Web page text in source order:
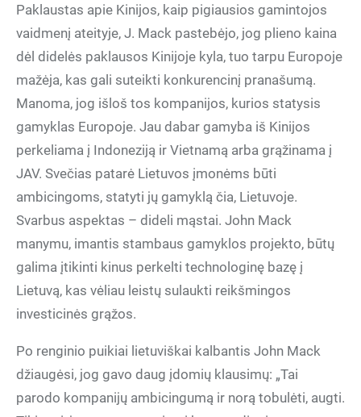
Paklaustas apie Kinijos, kaip pigiausios gamintojos
vaidmenį ateityje, J. Mack pastebėjo, jog plieno kaina
dėl didelės paklausos Kinijoje kyla, tuo tarpu Europoje
mažėja, kas gali suteikti konkurencinį pranašumą.
Manoma, jog išloš tos kompanijos, kurios statysis
gamyklas Europoje. Jau dabar gamyba iš Kinijos
perkeliama į Indoneziją ir Vietnamą arba grąžinama į
JAV. Svečias patarė Lietuvos įmonėms būti
ambicingoms, statyti jų gamyklą čia, Lietuvoje.
Svarbus aspektas – dideli mąstai. John Mack
manymu, imantis stambaus gamyklos projekto, būtų
galima įtikinti kinus perkelti technologinę bazę į
Lietuvą, kas vėliau leistų sulaukti reikšmingos
investicinės grąžos.
Po renginio puikiai lietuviškai kalbantis John Mack
džiaugėsi, jog gavo daug įdomių klausimų: „Tai
parodo kompanijų ambicingumą ir norą tobulėti, augti.